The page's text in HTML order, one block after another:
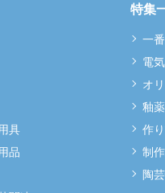
具
品
特集
一
電
オ
釉
作
制
陶